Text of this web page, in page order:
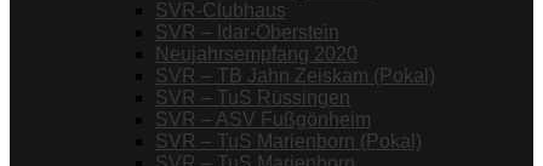
SVR-Clubhaus
SVR – Idar-Oberstein
Neujahrsempfang 2020
SVR – TB Jahn Zeiskam (Pokal)
SVR – TuS Rüssingen
SVR – ASV Fußgönheim
SVR – TuS Marienborn (Pokal)